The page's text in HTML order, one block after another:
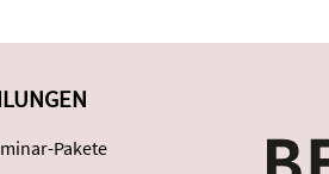
Pakete